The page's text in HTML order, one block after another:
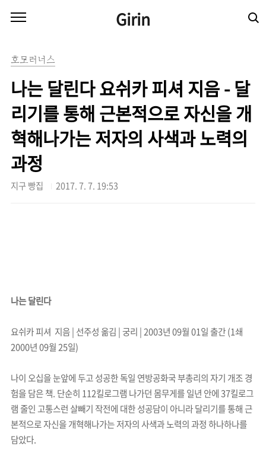
Girin
호모러너스
나는 달린다 요쉬카 피셔 지음 - 달
리기를 통해 근본적으로 자신을 개
혁해나가는 저자의 사색과 노력의
과정
지구 빵집 2017. 7. 7. 19:53
나는 달린다
요쉬카 피셔 지음 | 선주성 옮김 | 궁리 | 2003년 09월 01일 출간 (1쇄
2000년 09월 25일)
나이 오십을 눈앞에 두고 성공한 독일 연방공화국 부총리의 자기 개조 경
험을 담은 책. 단순히 112킬로그램 나가던 몸무게를 일년 안에 37킬로그
램 줄인 고통스런 살빼기 작전에 대한 성공담이 아니라 달리기를 통해 근
본적으로 자신을 개혁해나가는 저자의 사색과 노력의 과정 하나하나를
담았다.